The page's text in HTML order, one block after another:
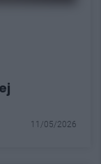
11/05/2026